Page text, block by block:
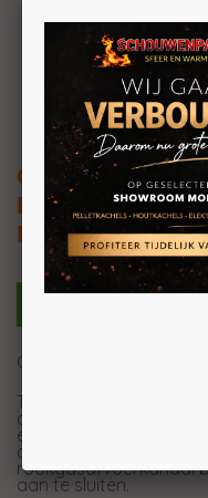
Cadel Tile Plus 9
Kanaliseerbare
Boven-, Achter-
Gekanaliseerd – Pellet
Tile Plus is dankzij zijn
antwoord voor wie op
elegante kachel voor
allekunner heeft de
rookgasafvoerkanaal
aan te sluiten.